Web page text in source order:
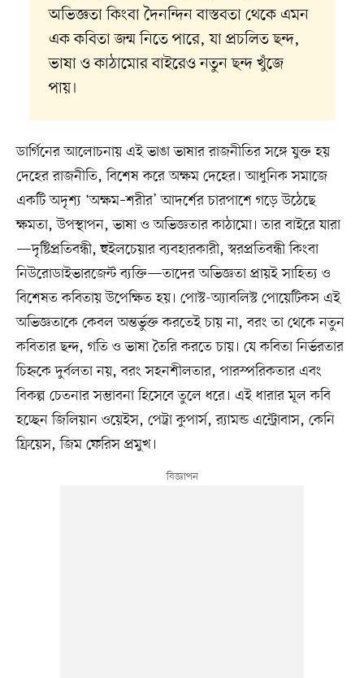
অভিজ্ঞতা কিংবা দৈনন্দিন বাস্তবতা থেকে এমন
এক কবিতা জন্ম নিতে পারে, যা প্রচলিত ছন্দ,
ভাষা ও কাঠামোর বাইরেও নতুন ছন্দ খুঁজে
পায়।
ডার্গিনের আলোচনায় এই ভাঙা ভাষার রাজনীতির সঙ্গে যুক্ত হয়
দেহের রাজনীতি, বিশেষ করে অক্ষম দেহের। আধুনিক সমাজে
একটি অদৃশ্য ‘অক্ষম–শরীর’ আদর্শের চারপাশে গড়ে উঠেছে
ক্ষমতা, উপস্থাপন, ভাষা ও অভিজ্ঞতার কাঠামো। তার বাইরে যারা
—দৃষ্টিপ্রতিবন্ধী, হুইলচেয়ার ব্যবহারকারী, স্বরপ্রতিবন্ধী কিংবা
নিউরোডাইভারজেন্ট ব্যক্তি—তাদের অভিজ্ঞতা প্রায়ই সাহিত্য ও
বিশেষত কবিতায় উপেক্ষিত হয়। পোস্ট-অ্যাবলিস্ট পোয়েটিকস এই
অভিজ্ঞতাকে কেবল অন্তর্ভুক্ত করতেই চায় না, বরং তা থেকে নতুন
কবিতার ছন্দ, গতি ও ভাষা তৈরি করতে চায়। যে কবিতা নির্ভরতার
চিহ্নকে দুর্বলতা নয়, বরং সহনশীলতার, পারস্পরিকতার এবং
বিকল্প চেতনার সম্ভাবনা হিসেবে তুলে ধরে। এই ধারার মূল কবি
হচ্ছেন জিলিয়ান ওয়েইস, পেট্রা কুপার্স, র‍্যামন্ড এন্ট্রোবাস, কেনি
ফ্রিয়েস, জিম ফেরিস প্রমুখ।